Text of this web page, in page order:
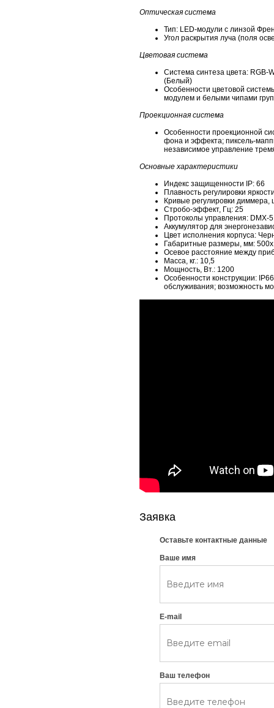
Оптическая система
Тип: LED-модули с линзой
Угол раскрытия луча (поля
Цветовая система
Система синтеза цвета:
(Белый)
Особенности цветовой
модулем и белыми чипами
Проекционная система
Особенности проекционной
фона и эффекта; пиксель-
независимое управление
Основные характеристики
Индекс защищенности IP: 66
Плавность регулировки
Кривые регулировки диммера,
Стробо-эффект, Гц: 25
Протоколы управления: DMX-
Аккумулятор для
Цвет исполнения корпуса:
Габаритные размеры, мм:
Осевое расстояние между
Масса, кг.: 10,5
Мощность, Вт.: 1200
Особенности конструкции:
обслуживания; возможность
Заявка
Оставьте контактные данные
Ваше имя
E-mail
Ваш телефон